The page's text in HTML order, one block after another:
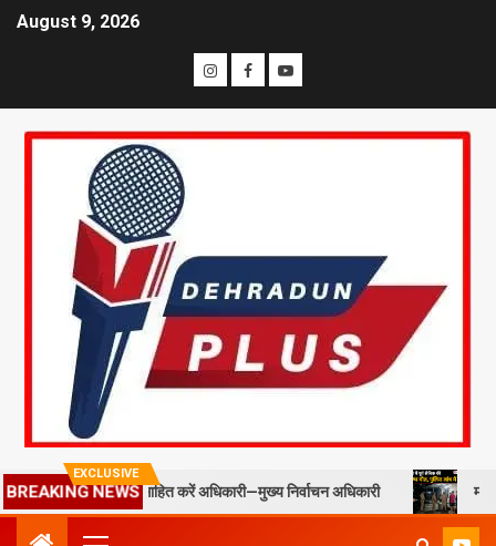
August 9, 2026
EXCLUSIVE
BREAKING NEWS
को प्रोत्साहित करें अधिकारी—मुख्य निर्वाचन अधिकारी मसूरी में पूर्व